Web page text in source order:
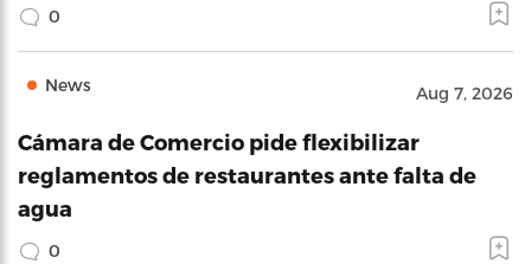
0
News Aug 7, 2026
Cámara de Comercio pide flexibilizar
reglamentos de restaurantes ante falta de
agua
0